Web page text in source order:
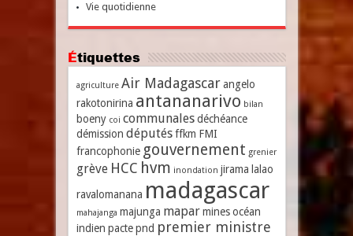
Vie quotidienne
Étiquettes
agriculture Air Madagascar angelo
rakotonirina antananarivo bilan
boeny coi communales déchéance
démission députés ffkm FMI
francophonie gouvernement grenier
grève HCC hvm inondation jirama lalao
ravalomanana madagascar
mahajanga majunga mapar mines océan
indien pacte pnd premier ministre